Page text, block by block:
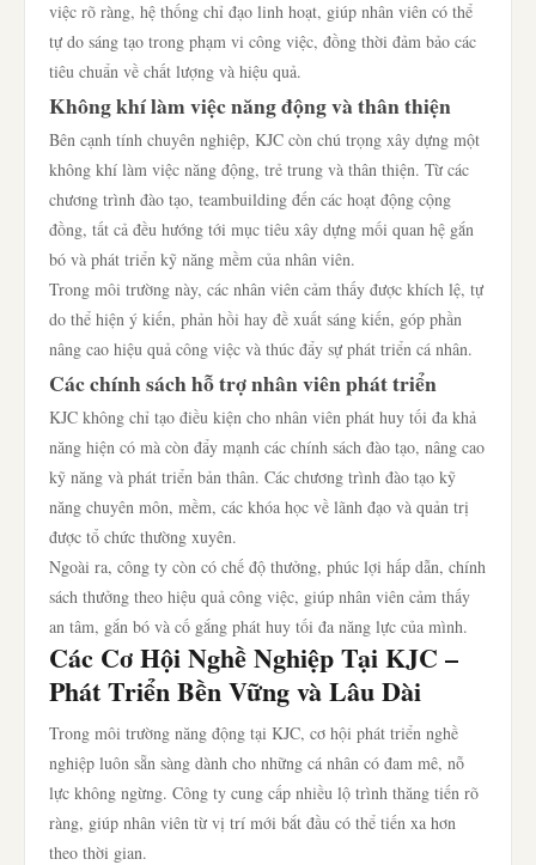
việc rõ ràng, hệ thống chỉ đạo linh hoạt, giúp nhân viên có thể
tự do sáng tạo trong phạm vi công việc, đồng thời đảm bảo các
tiêu chuẩn về chất lượng và hiệu quả.
Không khí làm việc năng động và thân thiện
Bên cạnh tính chuyên nghiệp, KJC còn chú trọng xây dựng một
không khí làm việc năng động, trẻ trung và thân thiện. Từ các
chương trình đào tạo, teambuilding đến các hoạt động cộng
đồng, tất cả đều hướng tới mục tiêu xây dựng mối quan hệ gắn
bó và phát triển kỹ năng mềm của nhân viên.
Trong môi trường này, các nhân viên cảm thấy được khích lệ, tự
do thể hiện ý kiến, phản hồi hay đề xuất sáng kiến, góp phần
nâng cao hiệu quả công việc và thúc đẩy sự phát triển cá nhân.
Các chính sách hỗ trợ nhân viên phát triển
KJC không chỉ tạo điều kiện cho nhân viên phát huy tối đa khả
năng hiện có mà còn đẩy mạnh các chính sách đào tạo, nâng cao
kỹ năng và phát triển bản thân. Các chương trình đào tạo kỹ
năng chuyên môn, mềm, các khóa học về lãnh đạo và quản trị
được tổ chức thường xuyên.
Ngoài ra, công ty còn có chế độ thưởng, phúc lợi hấp dẫn, chính
sách thưởng theo hiệu quả công việc, giúp nhân viên cảm thấy
an tâm, gắn bó và cố gắng phát huy tối đa năng lực của mình.
Các Cơ Hội Nghề Nghiệp Tại KJC –
Phát Triển Bền Vững và Lâu Dài
Trong môi trường năng động tại KJC, cơ hội phát triển nghề
nghiệp luôn sẵn sàng dành cho những cá nhân có đam mê, nỗ
lực không ngừng. Công ty cung cấp nhiều lộ trình thăng tiến rõ
ràng, giúp nhân viên từ vị trí mới bắt đầu có thể tiến xa hơn
theo thời gian.